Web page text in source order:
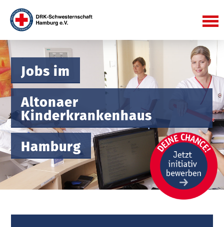
Jobs im
Altonaer
Kinderkrankenhaus
Hamburg